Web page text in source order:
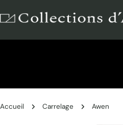
au
Accueil Carrelage Awen